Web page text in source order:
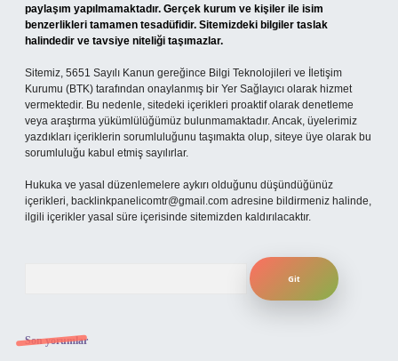
paylaşım yapılmamaktadır. Gerçek kurum ve kişiler ile isim
benzerlikleri tamamen tesadüfidir. Sitemizdeki bilgiler taslak
halindedir ve tavsiye niteliği taşımazlar.
Sitemiz, 5651 Sayılı Kanun gereğince Bilgi Teknolojileri ve İletişim
Kurumu (BTK) tarafından onaylanmış bir Yer Sağlayıcı olarak hizmet
vermektedir. Bu nedenle, sitedeki içerikleri proaktif olarak denetleme
veya araştırma yükümlülüğümüz bulunmamaktadır. Ancak, üyelerimiz
yazdıkları içeriklerin sorumluluğunu taşımakta olup, siteye üye olarak bu
sorumluluğu kabul etmiş sayılırlar.
Hukuka ve yasal düzenlemelere aykırı olduğunu düşündüğünüz
içerikleri, backlinkpanelicomtr@gmail.com adresine bildirmeniz halinde,
ilgili içerikler yasal süre içerisinde sitemizden kaldırılacaktır.
Son yorumlar